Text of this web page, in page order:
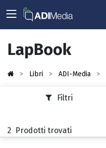
LapBook
Libri ADI-Media
Filtri
2 Prodotti trovati